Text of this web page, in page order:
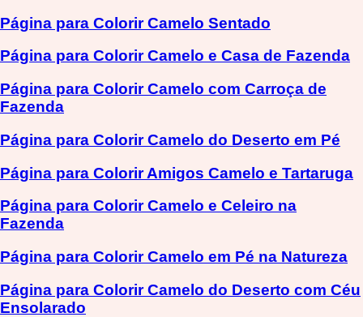
Página para Colorir Camelo Sentado
Página para Colorir Camelo e Casa de Fazenda
Página para Colorir Camelo com Carroça de
Fazenda
Página para Colorir Camelo do Deserto em Pé
Página para Colorir Amigos Camelo e Tartaruga
Página para Colorir Camelo e Celeiro na
Fazenda
Página para Colorir Camelo em Pé na Natureza
Página para Colorir Camelo do Deserto com Céu
Ensolarado